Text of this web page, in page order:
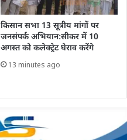
किसान सभा 13 सूत्रीय मांगों पर
जनसंपर्क अभियान:सीकर में 10
अगस्त को कलेक्ट्रेट घेराव करेंगे
13 minutes ago